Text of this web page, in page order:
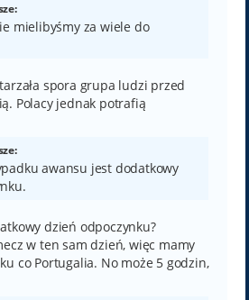
mielibyśmy za wiele do
spora grupa ludzi przed
Polacy jednak potrafią
awansu jest dodatkowy
dzień odpoczynku?
w ten sam dzień, więc mamy
co Portugalia. No może 5 godzin,